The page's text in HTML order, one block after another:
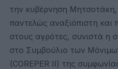
την κυβέρνηση Μητσοτάκη,
παντελώς αναξιόπιστη και
στους αγρότες, συνιστά η
στο Συμβούλιο των
(COREPER II) της